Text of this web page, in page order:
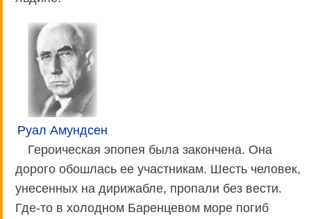
Руал Амундсен
Героическая эпопея была закончена. Она
дорого обошлась ее участникам. Шесть человек,
унесенных на дирижабле, пропали без вести.
Где-то в холодном Баренцевом море погиб